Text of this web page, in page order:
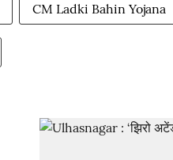
CM Ladki Bahin Yojana